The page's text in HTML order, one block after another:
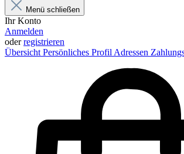
Menü schließen
Ihr Konto
Anmelden
oderregistrieren
Übersicht Persönliches Profil Adressen